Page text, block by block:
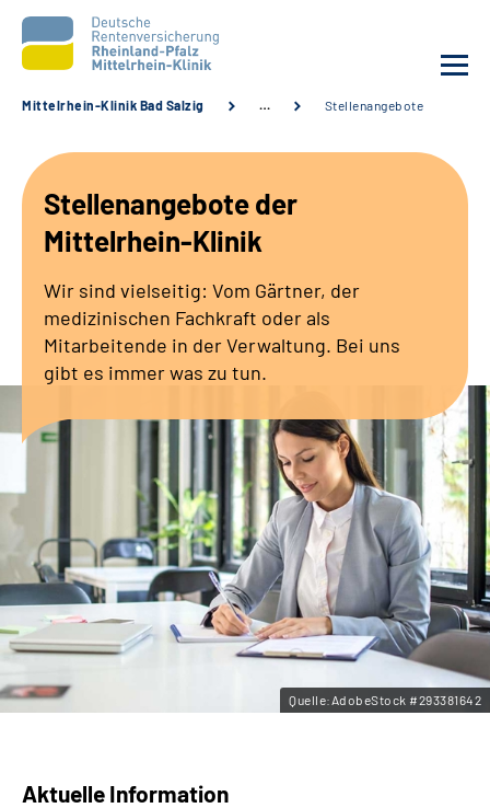
Unsere Angebote
Karriere
Zuweisende &
Leichte Sprache
Gebärdensprache
Mittelrhein-Klinik Bad Salzig … Stellenangebote
Stellenangebote der
Mittelrhein-Klinik
Wir sind vielseitig: Vom Gärtner, der
medizinischen Fachkraft oder als
Mitarbeitende in der Verwaltung. Bei uns
gibt es immer was zu tun.
Quelle:AdobeStock #293381642
Aktuelle Information